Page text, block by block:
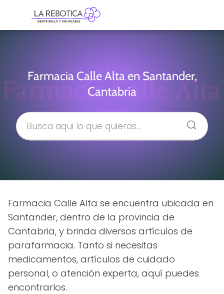
Farmacia Calle Alta en Santander,
Cantabria
Farmacia Calle Alta se encuentra ubicada en
Santander, dentro de la provincia de
Cantabria, y brinda diversos artículos de
parafarmacia. Tanto si necesitas
medicamentos, artículos de cuidado
personal, o atención experta, aquí puedes
encontrarlos.